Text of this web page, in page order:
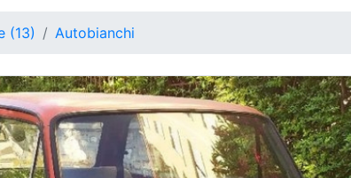
(13) Autobianchi